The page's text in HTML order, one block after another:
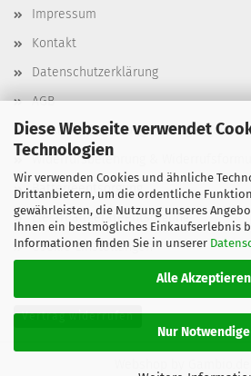
Diese Webseite verwendet
Technologien
Wir verwenden Cookies und ähnliche
Drittanbietern, um die ordentliche
gewährleisten, die Nutzung unseres
Ihnen ein bestmögliches Einkaufserlebnis
Informationen finden Sie in unserer
Alle Akzeptieren
Nur Notwendige
Impressum
Kontakt
Datenschutzerklärung
AGB
Versand- & Zahlungsbedingungen,
Widerrufsbelehrung &
Batterieentsorgung
Elektroaltgeräteentsorgung
Cookie Einstellungen
Vertrag widerrufen